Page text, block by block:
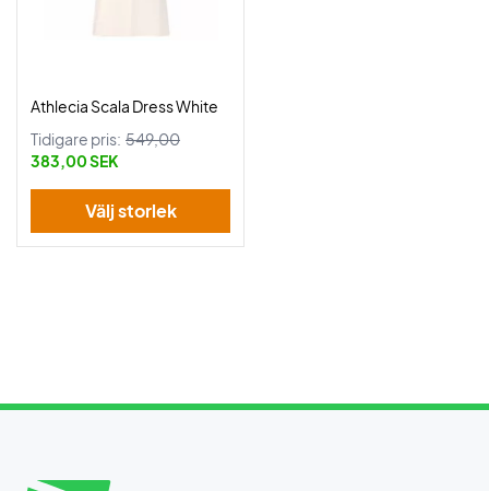
Athlecia Scala Dress White
Tidigare pris: 549,00
383,00 SEK
Välj storlek